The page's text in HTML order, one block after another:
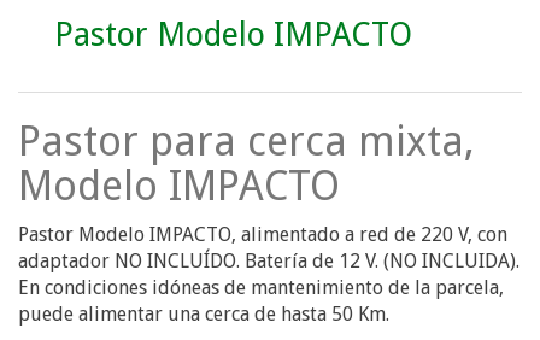
Pastor Modelo IMPACTO
Pastor para cerca mixta,
Modelo IMPACTO
Pastor Modelo IMPACTO, alimentado a red de 220 V, con
adaptador NO INCLUÍDO. Batería de 12 V. (NO INCLUIDA).
En condiciones idóneas de mantenimiento de la parcela,
puede alimentar una cerca de hasta 50 Km.